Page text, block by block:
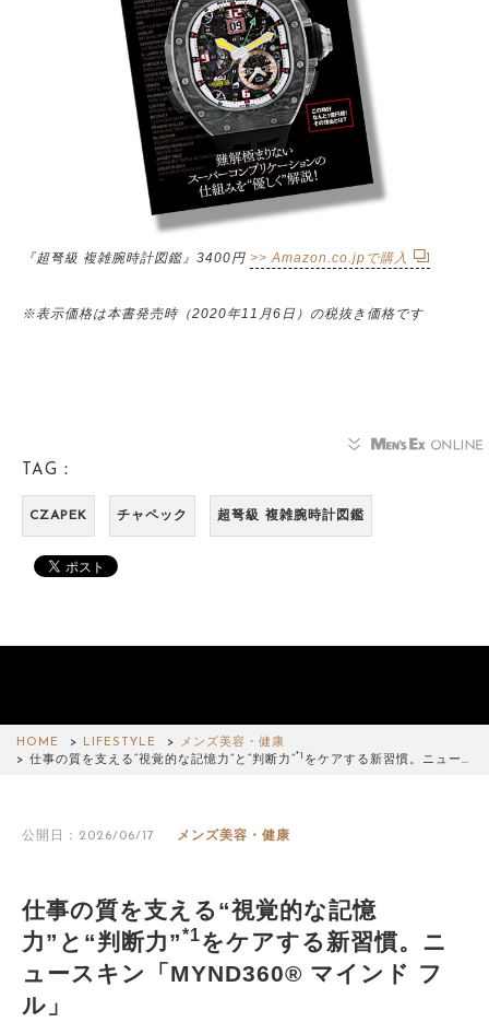
『超弩級 複雑腕時計図鑑』3400円 >> Amazon.co.jpで購入
※表示価格は本書発売時（2020年11月6日）の税抜き価格です
TAG：
CZAPEK チャペック 超弩級 複雑腕時計図鑑
HOME LIFESTYLE
メンズ美容・健康
仕事の質を支える“視覚的な記憶力”と“判断力”*1 をケアする新習慣。ニュー…
公開日：2026/06/17 メンズ美容・健康
仕事の質を支える“視覚的な記憶
力”と“判断力”*1をケアする新習慣。ニ
ュースキン「MYND360® マインド フ
ル」